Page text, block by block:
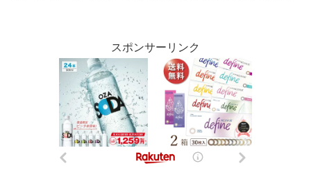
スポンサーリンク